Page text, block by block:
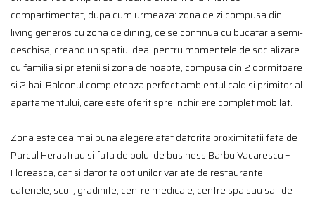
compartimentat, dupa cum urmeaza: zona de zi compusa din
living generos cu zona de dining, ce se continua cu bucataria semi-
deschisa, creand un spatiu ideal pentru momentele de socializare
cu familia si prietenii si zona de noapte, compusa din 2 dormitoare
si 2 bai. Balconul completeaza perfect ambientul cald si primitor al
apartamentului, care este oferit spre inchiriere complet mobilat.
Zona este cea mai buna alegere atat datorita proximitatii fata de
Parcul Herastrau si fata de polul de business Barbu Vacarescu –
Floreasca, cat si datorita optiunilor variate de restaurante,
cafenele, scoli, gradinite, centre medicale, centre spa sau sali de